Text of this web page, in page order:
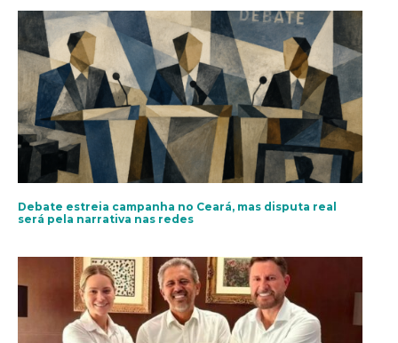
Debate estreia campanha no Ceará, mas disputa real
será pela narrativa nas redes